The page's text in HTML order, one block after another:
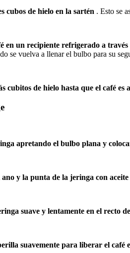
cubos de hielo en la sartén . Esto se
en un recipiente refrigerado a
se vuelva a llenar el bulbo para su
cubitos de hielo hasta que el café
apretando el bulbo plana y
y la punta de la jeringa con aceite
suave y lentamente en el recto
suavemente para liberar el café